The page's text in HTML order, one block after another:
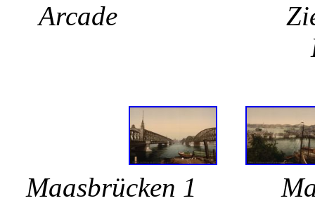
Arcade
Maasbrücken 1